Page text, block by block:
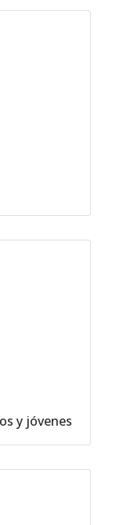
y jóvenes